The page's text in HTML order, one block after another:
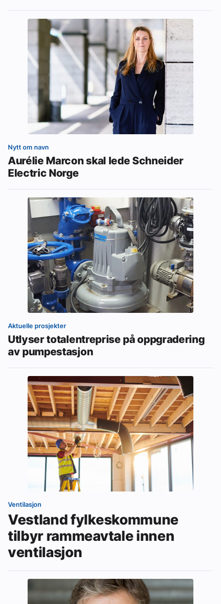
Nytt om navn
Aurélie Marcon skal lede Schneider
Electric Norge
Aktuelle prosjekter
Utlyser totalentreprise på oppgradering
av pumpestasjon
Ventilasjon
Vestland fylkeskommune
tilbyr rammeavtale innen
ventilasjon